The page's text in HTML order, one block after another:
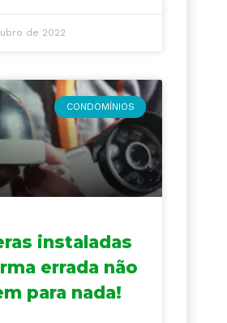
de 2022
CONDOMÍNIOS
instaladas
errada não
para nada!